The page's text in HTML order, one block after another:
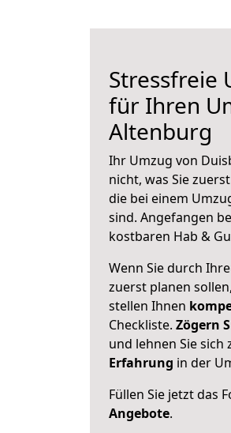
Stressfreie
für Ihren
Altenburg
Ihr Umzug von
nicht, was Sie
die bei einem
sind. Angefangen
kostbaren Hab &
Wenn Sie durch
zuerst planen
stellen Ihnen
Checkliste. Zögern
und lehnen Sie sich
Erfahrung in der
Füllen Sie jetzt das
Angebote.